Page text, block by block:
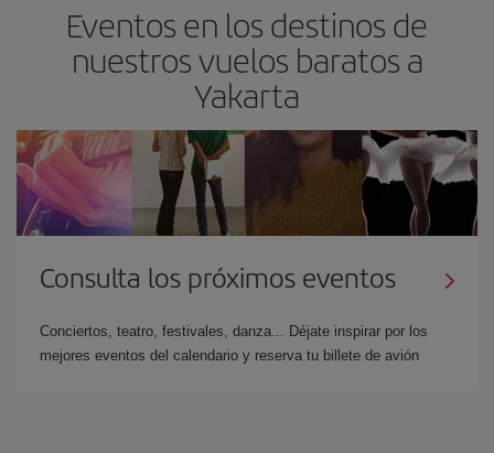
Eventos en los destinos de
nuestros vuelos baratos a
Yakarta
Consulta los próximos eventos
Conciertos, teatro, festivales, danza... Déjate inspirar por los
mejores eventos del calendario y reserva tu billete de avión